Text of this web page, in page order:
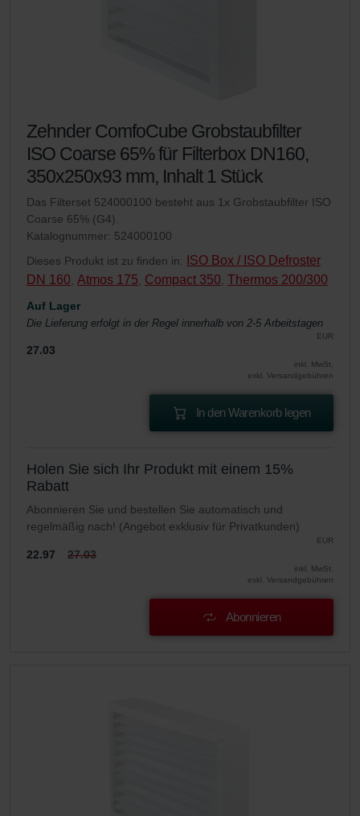
Zehnder ComfoCube Grobstaubfilter
ISO Coarse 65% für Filterbox DN160,
350x250x93 mm, Inhalt 1 Stück
Das Filterset 524000100 besteht aus 1x Grobstaubfilter ISO
Coarse 65% (G4).
Katalognummer: 524000100
Dieses Produkt ist zu finden in:
ISO Box / ISO Defroster
DN 160 Atmos 175 Compact 350 Thermos 200/300
Auf Lager
Die Lieferung erfolgt in der Regel innerhalb von 2-5 Arbeitstagen
EUR
27.03
inkl. MwSt.
exkl. Versandgebühren
In den Warenkorb legen
Holen Sie sich Ihr Produkt mit einem 15%
Rabatt
Abonnieren Sie und bestellen Sie automatisch und
regelmäßig nach! (Angebot exklusiv für Privatkunden)
EUR
22.97 27.03
inkl. MwSt.
exkl. Versandgebühren
Abonnieren